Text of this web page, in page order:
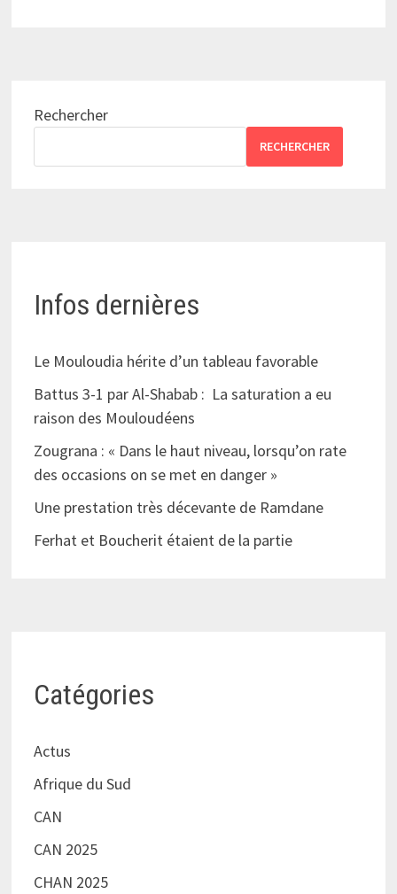
Rechercher
RECHERCHER
Infos dernières
Le Mouloudia hérite d’un tableau favorable
Battus 3-1 par Al-Shabab : La saturation a eu
raison des Mouloudéens
Zougrana : « Dans le haut niveau, lorsqu’on rate
des occasions on se met en danger »
Une prestation très décevante de Ramdane
Ferhat et Boucherit étaient de la partie
Catégories
Actus
Afrique du Sud
CAN
CAN 2025
CHAN 2025